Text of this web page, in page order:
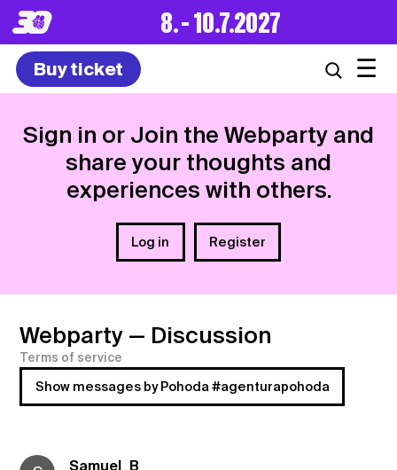
8. – 10.7.2027
Buy ticket ☰
Sign in or Join the Webparty and
share your thoughts and
experiences with others.
Log in Register
Webparty — Discussion
Terms of service
Show messages by Pohoda #agenturapohoda
Samuel_B